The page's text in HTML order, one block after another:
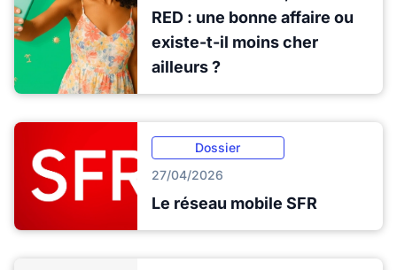
RED : une bonne affaire ou
existe-t-il moins cher
ailleurs ?
Dossier
27/04/2026
Le réseau mobile SFR